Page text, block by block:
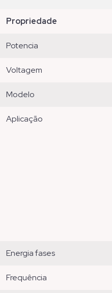
propriedade
potencia
voltagem
modelo
aplicação
energia fases
frequência